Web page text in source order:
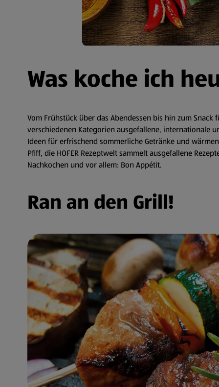
Was koche ich
Vom Frühstück über das Abendessen bis hin zum
verschiedenen Kategorien ausgefallene, internationale
Ideen für erfrischend sommerliche Getränke und
Pfiff, die HOFER Rezeptwelt sammelt ausgefallene
Nachkochen und vor allem: Bon Appétit.
Ran an den Grill!